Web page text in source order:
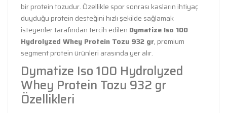
bir protein tozudur. Özellikle spor sonrası kasların ihtiyaç
duyduğu protein desteğini hızlı şekilde sağlamak
isteyenler tarafından tercih edilen Dymatize Iso 100
Hydrolyzed Whey Protein Tozu 932 gr, premium
segment protein ürünleri arasında yer alır.
Dymatize Iso 100 Hydrolyzed
Whey Protein Tozu 932 gr
Özellikleri